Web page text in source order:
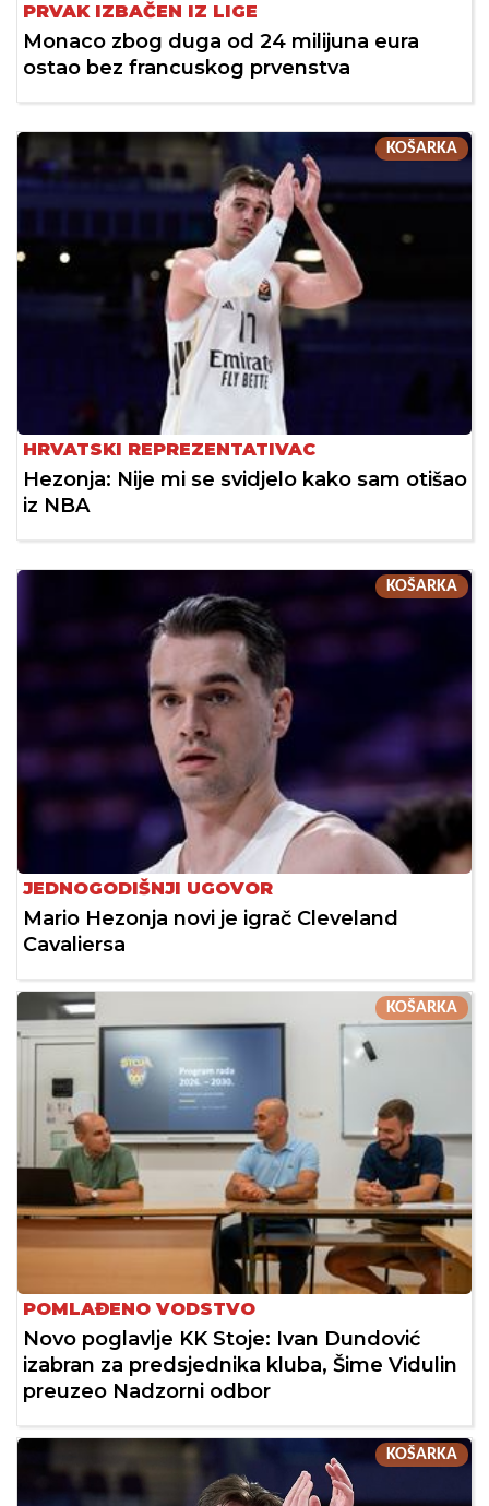
PRVAK IZBAČEN IZ LIGE
Monaco zbog duga od 24 milijuna eura
ostao bez francuskog prvenstva
KOŠARKA
HRVATSKI REPREZENTATIVAC
Hezonja: Nije mi se svidjelo kako sam otišao
iz NBA
KOŠARKA
JEDNOGODIŠNJI UGOVOR
Mario Hezonja novi je igrač Cleveland
Cavaliersa
KOŠARKA
POMLAĐENO VODSTVO
Novo poglavlje KK Stoje: Ivan Dundović
izabran za predsjednika kluba, Šime Vidulin
preuzeo Nadzorni odbor
KOŠARKA